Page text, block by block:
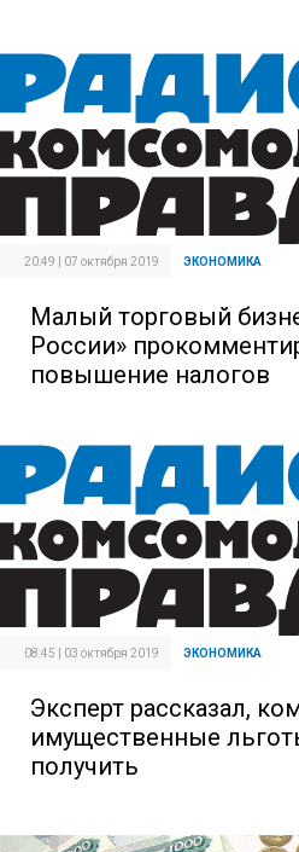
20:49 | 07 октября 2019 ЭКОНОМИКА
Малый торговый
России»
повышение налогов
08:45 | 03 октября 2019 ЭКОНОМИКА
Эксперт рассказал,
имущественные
получить